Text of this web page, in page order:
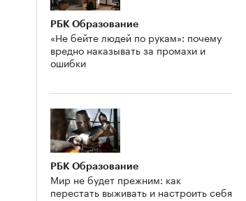
РБК Образование
«Не бейте людей по рукам»: почему
вредно наказывать за промахи и
ошибки
РБК Образование
Мир не будет прежним: как
перестать выживать и настроить себя